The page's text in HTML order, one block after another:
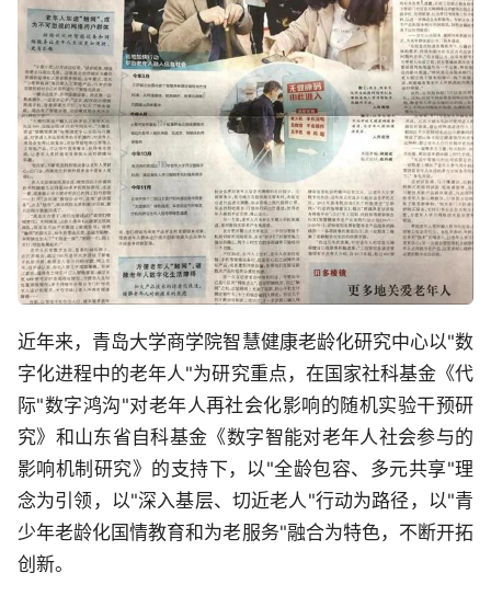
近年来，青岛大学商学院智慧健康老龄化研究中心以"数
字化进程中的老年人"为研究重点，在国家社科基金《代
际"数字鸿沟"对老年人再社会化影响的随机实验干预研
究》和山东省自科基金《数字智能对老年人社会参与的
影响机制研究》的支持下，以"全龄包容、多元共享"理
念为引领，以"深入基层、切近老人"行动为路径，以"青
少年老龄化国情教育和为老服务"融合为特色，不断开拓
创新。